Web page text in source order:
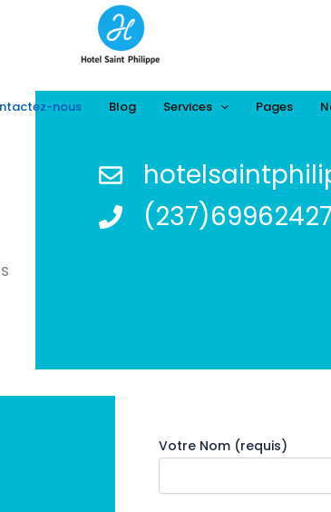
nous Blog Services Pages
Votre Nom (requis)